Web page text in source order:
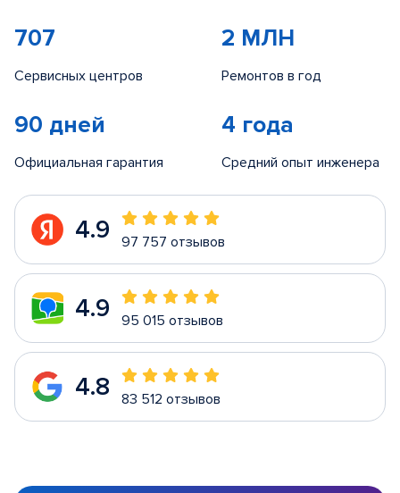
707
Сервисных центров
2 МЛН
Ремонтов в год
90 дней
Официальная гарантия
4 года
Средний опыт инженера
4.9 97 757 отзывов
4.9 95 015 отзывов
4.8 83 512 отзывов